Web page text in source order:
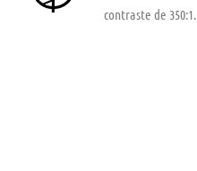
contraste de 350:1.